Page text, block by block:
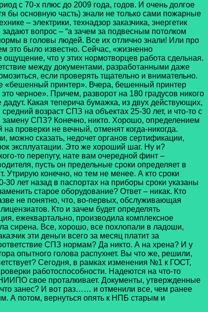
с 70-х плюс до 2009 года, годов. И очень долгое
бы основную часть) знали не только сами пожарные
– электрики, технадзор заказчика, энергетик
вопрос – “а зачем за подвесным потолком
в головы людей. Все их отлично знали! Или про
это было известно. Сейчас, «жизненно
что у этих нормотворцев работа сдельная.
между документами, разработанными даже
если проверять тщательно и внимательно.
«бешенный принтер». Вчера, бешенный принтер
черное». Причем, разворот на 180 градусов никого
Какая теперича бумажка, из двух действующих,
возраст СПЗ на объектах 25-30 лет, и что-то с
замену СПЗ? Конечно, никто. Хорошо, определением
проверки не вечный, отменят когда-никогда.
можно сказать, недочет органов сертификации,
эксплуатации. Это же хороший шаг. Ну и?
то перепугу, нате вам очередной финт –
пусть он предельные сроки определяет в
Утрирую конечно, но тем не менее. А кто сроки
лет назад в паспортах на приборы сроки указаны
старое оборудование? Ответ – никак. Кто
не понятно, что, во-первых, обслуживающая
Кто и зачем будет определять
ежеквартально, производила комплексное
сирена. Все, хорошо, все похлопали в ладоши,
эти деньги всего за месяц платит за
СПЗ нормам? Да никто. А на хрена? И у
опытного голова распухнет. Вы что же, решили,
Сегодня, в рамках изменения №1 к ГОСТ,
работоспособности. Надеются на что-то
свое проталкивает. Документы, утвержденные
занес? И вот раз…… и отменили все, чем ранее
А потом, вернуться опять к НПБ старым и